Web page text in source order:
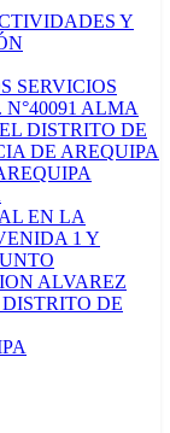
Y
SERVICIOS
ALMA
DISTRITO DE
DE AREQUIPA
EN LA
1 Y
ALVAREZ
DE